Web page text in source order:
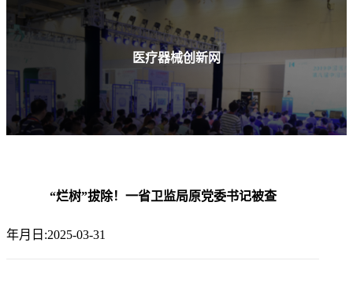
医疗器械创新网
“烂树”拔除！一省卫监局原党委书记被查
年月日:2025-03-31